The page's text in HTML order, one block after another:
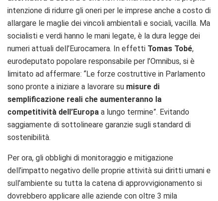
intenzione di ridurre gli oneri per le imprese anche a costo di
allargare le maglie dei vincoli ambientali e sociali, vacilla. Ma
socialisti e verdi hanno le mani legate, è la dura legge dei
numeri attuali dell’Eurocamera. In effetti Tomas Tobé,
eurodeputato popolare responsabile per l’Omnibus, si è
limitato ad affermare: “Le forze costruttive in Parlamento
sono pronte a iniziare a lavorare su misure di
semplificazione reali che aumenteranno la
competitività dell’Europa a lungo termine”. Evitando
saggiamente di sottolineare garanzie sugli standard di
sostenibilità.
Per ora, gli obblighi di monitoraggio e mitigazione
dell’impatto negativo delle proprie attività sui diritti umani e
sull’ambiente su tutta la catena di approvvigionamento si
dovrebbero applicare alle aziende con oltre 3 mila